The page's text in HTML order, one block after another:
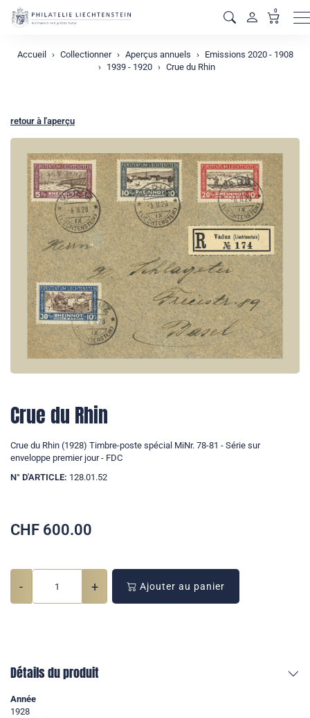
0
Accueil Collectionner Aperçus annuels
Emissions 2020 - 1908
1939 - 1920
Crue du Rhin
retour à l'aperçu
Crue du Rhin
Crue du Rhin (1928) Timbre-poste spécial MiNr. 78-81 - Série sur
enveloppe premier jour - FDC
N° D'ARTICLE: 128.01.52
CHF 600.00
- + Ajouter au panier
Détails du produit
Année
1928